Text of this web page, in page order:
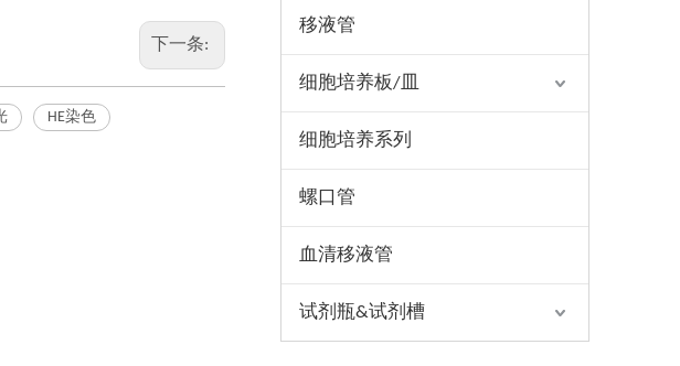
下一条:
HE染色
移液管
细胞培养板/皿
细胞培养系列
螺口管
血清移液管
试剂瓶&试剂槽